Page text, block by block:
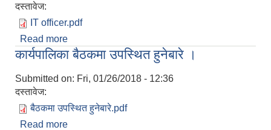
दस्तावेज:
IT officer.pdf
Read more
परीक्षाफल प्रकाशित गरिएको सूचना ।
कार्यपालिका बैठकमा उपस्थित हुनेबारे ।
Submitted on: Fri, 01/26/2018 - 12:36
दस्तावेज:
बैठकमा उपस्थित हुनेबारे.pdf
Read more